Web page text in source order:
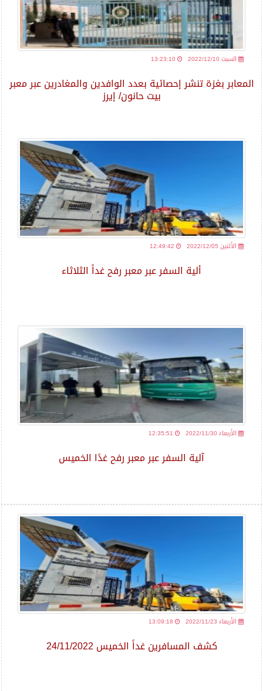
13:23:10
المعابر بغزة تنشر إحصائية بعدد الوافدين والمغادرين عبر معبر
بيت حانون/ إيرز
12:49:42
ألية السفر عبر معبر رفح غداً الثلاثاء
12:35:51
آلية السفر عبر معبر رفح غدًا الخميس
13:09:18
كشف المسافرين غداً الخميس 24/11/2022